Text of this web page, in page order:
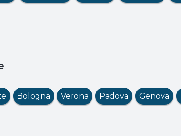
Bologna Verona Padova Genova